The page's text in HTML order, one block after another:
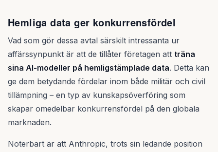
Hemliga data ger konkurrensfördel
Vad som gör dessa avtal särskilt intressanta ur
affärssynpunkt är att de tillåter företagen att träna
sina AI-modeller på hemligstämplade data. Detta kan
ge dem betydande fördelar inom både militär och civil
tillämpning – en typ av kunskapsöverföring som
skapar omedelbar konkurrensfördel på den globala
marknaden.
Noterbart är att Anthropic, trots sin ledande position